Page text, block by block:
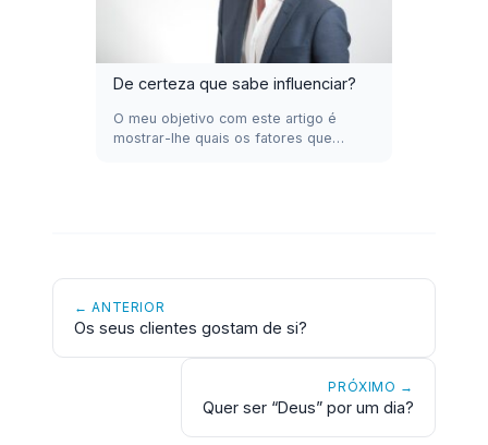
De certeza que sabe influenciar?
O meu objetivo com este artigo é
mostrar-lhe quais os fatores que…
← ANTERIOR
Os seus clientes gostam de si?
PRÓXIMO →
Quer ser “Deus” por um dia?